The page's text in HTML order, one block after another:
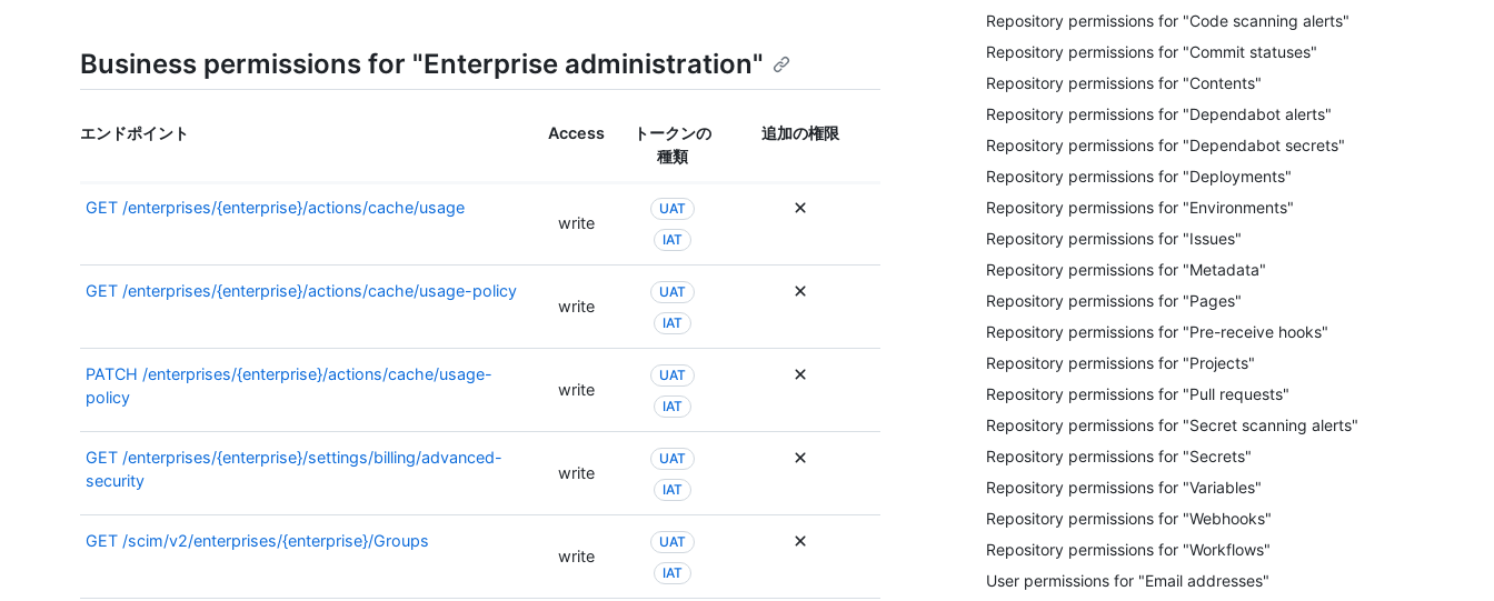
Repository permissions for "Code scanning alerts"
Repository permissions for "Commit statuses"
Repository permissions for "Contents"
Repository permissions for "Dependabot alerts"
Repository permissions for "Dependabot secrets"
Repository permissions for "Deployments"
Repository permissions for "Environments"
Repository permissions for "Issues"
Repository permissions for "Metadata"
Repository permissions for "Pages"
Repository permissions for "Pre-receive hooks"
Repository permissions for "Projects"
Repository permissions for "Pull requests"
Repository permissions for "Secret scanning alerts"
Repository permissions for "Secrets"
Repository permissions for "Variables"
Repository permissions for "Webhooks"
Repository permissions for "Workflows"
User permissions for "Email addresses"
Business permissions for "Enterprise administration"
エンドポイント Access
トークンの
種類
追加の権限
GET /enterprises/{enterprise}/actions/cache/usage
write
UAT
IAT
GET /enterprises/{enterprise}/actions/cache/usage-policy
write
UAT
IAT
PATCH /enterprises/{enterprise}/actions/cache/usage-
policy
write
UAT
IAT
GET /enterprises/{enterprise}/settings/billing/advanced-
security
write
UAT
IAT
GET /scim/v2/enterprises/{enterprise}/Groups
write
UAT
IAT